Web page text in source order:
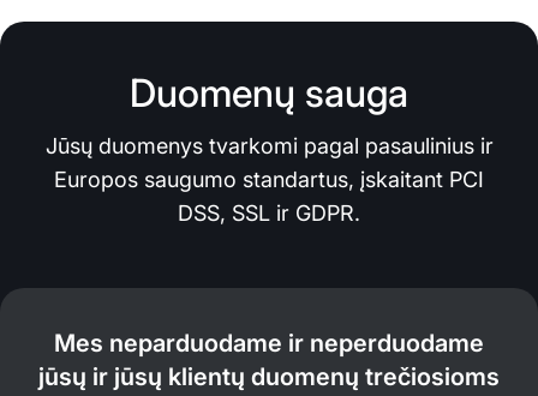
Duomenų sauga
Jūsų duomenys tvarkomi pagal pasaulinius ir
Europos saugumo standartus, įskaitant PCI
DSS, SSL ir GDPR.
Mes neparduodame ir neperduodame
jūsų ir jūsų klientų duomenų trečiosioms